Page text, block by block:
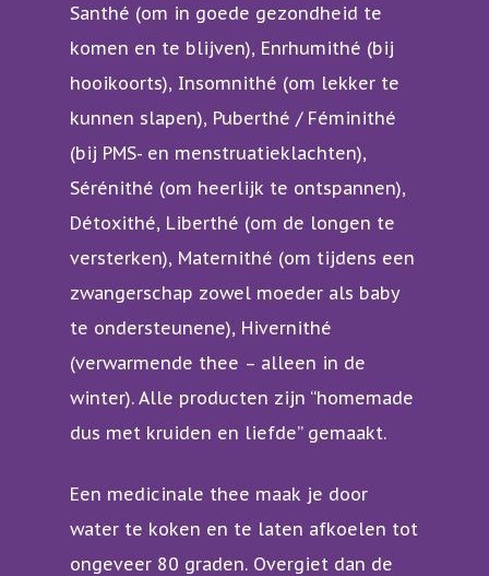
Santhé (om in goede gezondheid te
komen en te blijven), Enrhumithé (bij
hooikoorts), Insomnithé (om lekker te
kunnen slapen), Puberthé / Féminithé
(bij PMS- en menstruatieklachten),
Sérénithé (om heerlijk te ontspannen),
Détoxithé, Liberthé (om de longen te
versterken), Maternithé (om tijdens een
zwangerschap zowel moeder als baby
te ondersteunene), Hivernithé
(verwarmende thee – alleen in de
winter). Alle producten zijn “homemade
dus met kruiden en liefde” gemaakt.
Een medicinale thee maak je door
water te koken en te laten afkoelen tot
ongeveer 80 graden. Overgiet dan de
Behandelingen
Tuina
Acupunctuur
Kruidengeneeskunde
Moxa en cuppen
Vrouwen
Baby’s en kinderen
Sporters
Tarieven
Contact en
bereikbaarheid
In de media